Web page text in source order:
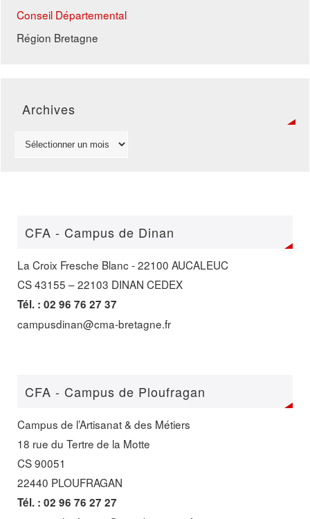
Conseil Départemental
Région Bretagne
Archives
CFA - Campus de Dinan
La Croix Fresche Blanc - 22100 AUCALEUC
CS 43155 – 22103 DINAN CEDEX
Tél. : 02 96 76 27 37
campusdinan@cma-bretagne.fr
CFA - Campus de Ploufragan
Campus de l’Artisanat & des Métiers
18 rue du Tertre de la Motte
CS 90051
22440 PLOUFRAGAN
Tél. : 02 96 76 27 27